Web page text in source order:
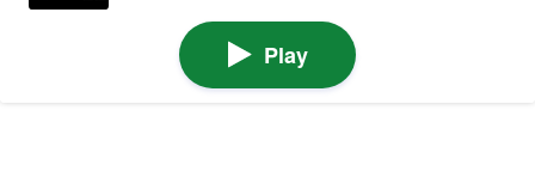
Play